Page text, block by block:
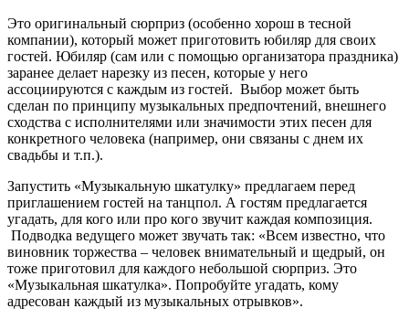
Это оригинальный сюрприз (особенно хорош в тесной
компании), который может приготовить юбиляр для своих
гостей. Юбиляр (сам или с помощью организатора праздника)
заранее делает нарезку из песен, которые у него
ассоциируются с каждым из гостей. Выбор может быть
сделан по принципу музыкальных предпочтений, внешнего
сходства с исполнителями или значимости этих песен для
конкретного человека (например, они связаны с днем их
свадьбы и т.п.).
Запустить «Музыкальную шкатулку» предлагаем перед
приглашением гостей на танцпол. А гостям предлагается
угадать, для кого или про кого звучит каждая композиция.
Подводка ведущего может звучать так: «Всем известно, что
виновник торжества – человек внимательный и щедрый, он
тоже приготовил для каждого небольшой сюрприз. Это
«Музыкальная шкатулка». Попробуйте угадать, кому
адресован каждый из музыкальных отрывков».